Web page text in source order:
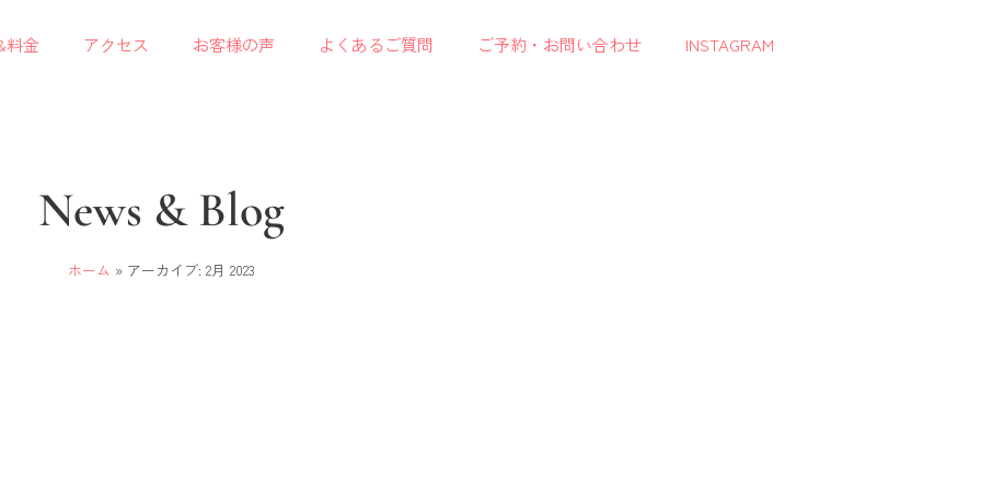
料金 アクセス お客様の声 よくあるご質問 ご予約・お問い合わせ INSTAGRAM
News & Blog
ホーム » アーカイブ: 2月 2023